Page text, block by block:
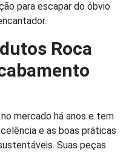
para escapar do óbvio
Roca
mercado há anos e tem
e as boas práticas
Suas peças